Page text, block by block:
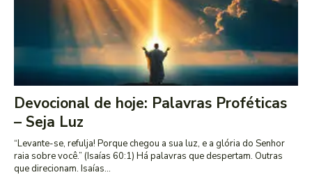
Devocional de hoje: Palavras Proféticas
– Seja Luz
“Levante-se, refulja! Porque chegou a sua luz, e a glória do Senhor
raia sobre você.” (Isaías 60:1) Há palavras que despertam. Outras
que direcionam. Isaías...